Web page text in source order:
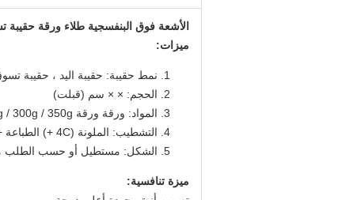
الأشعة فوق البنفسجية طلاء ورقة
ميزات:
نمط حقيبة: حقيبة اليد ، حقيبة
الحجم: × × سم (قبلت)
المواد: ورقة ورقة 250g / 300g / 350g أو ورقة C2S
التشطيب: الملونة (4C +) الطباعة + مات / لامع التصفيح أو تختفي
الشكل: مستطيل أو حسب الطلب
ميزة تنافسية: